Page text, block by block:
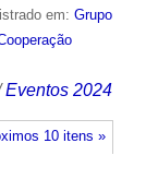
em: Grupo
Eventos 2024
10 itens »